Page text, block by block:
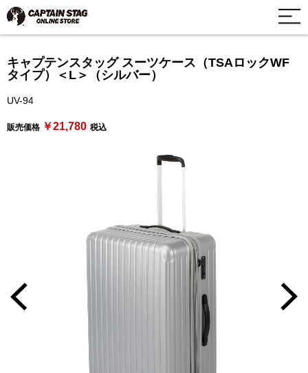
キャプテンスタッグ スーツケース（TSAロックWF
タイプ）＜L＞（シルバー）
UV-94
販売価格 ￥21,780 税込